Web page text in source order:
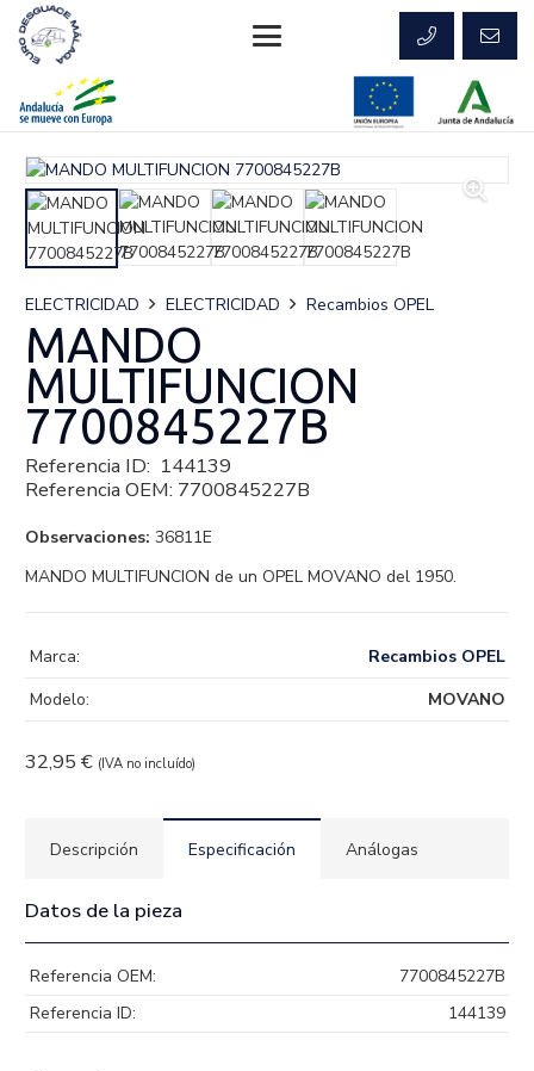
ELECTRICIDAD ELECTRICIDAD Recambios OPEL
MANDO
MULTIFUNCION
7700845227B
Referencia ID: 144139
Referencia OEM: 7700845227B
Observaciones: 36811E
MANDO MULTIFUNCION de un OPEL MOVANO del 1950.
32,95 € (IVA no incluído)
Marca:
Recambios OPEL
Modelo:
MOVANO
Descripción Especificación Análogas
Datos de la pieza
Referencia OEM:
7700845227B
Referencia ID:
144139